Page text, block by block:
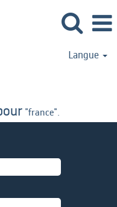
Langue
"france".